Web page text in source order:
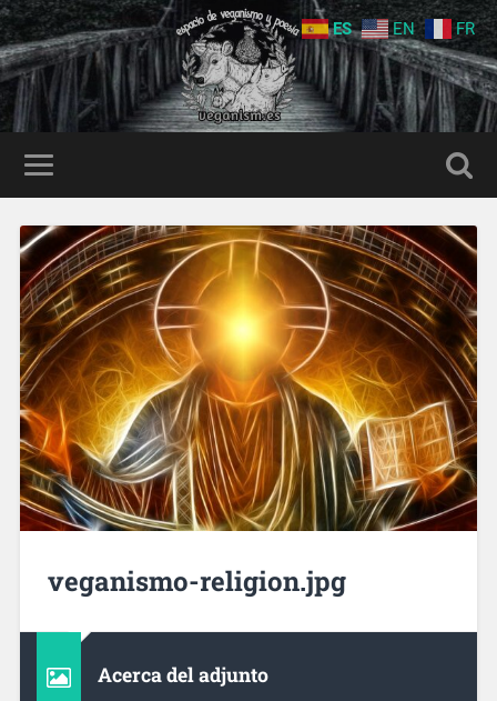
veganismo-religion.jpg
Acerca del adjunto
ES EN FR